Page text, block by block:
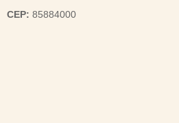
CEP: 85884000